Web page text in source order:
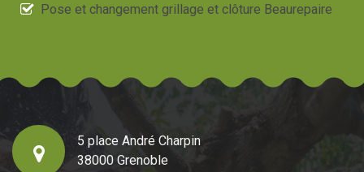
Pose et changement grillage et clôture Beaurepaire
5 place André Charpin
38000 Grenoble